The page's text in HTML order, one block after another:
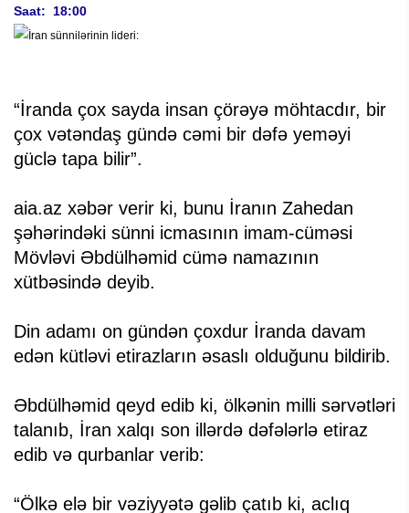
Saat: 18:00
“İranda çox sayda insan çörəyə möhtacdır, bir
çox vətəndaş gündə cəmi bir dəfə yeməyi
güclə tapa bilir”.
aia.az xəbər verir ki, bunu İranın Zahedan
şəhərindəki sünni icmasının imam-cüməsi
Mövləvi Əbdülhəmid cümə namazının
xütbəsində deyib.
Din adamı on gündən çoxdur İranda davam
edən kütləvi etirazların əsaslı olduğunu bildirib.
Əbdülhəmid qeyd edib ki, ölkənin milli sərvətləri
talanıb, İran xalqı son illərdə dəfələrlə etiraz
edib və qurbanlar verib:
“Ölkə elə bir vəziyyətə gəlib çatıb ki, aclıq